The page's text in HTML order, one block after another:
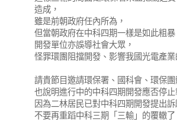
造成，
雖是前朝政府任內所為，
但當朝政府在中科四期一樣是如此粗暴
開發單位亦誤導社會大眾，
怪罪環團阻擋開發、影響我國光電產
請貴節目邀請環保署、國科會、環保團
也說明進行中的中科四期開發應否停止
因為二林居民已對中科四期開發提出訴
不要再重蹈中科三期「三輸」的覆轍了